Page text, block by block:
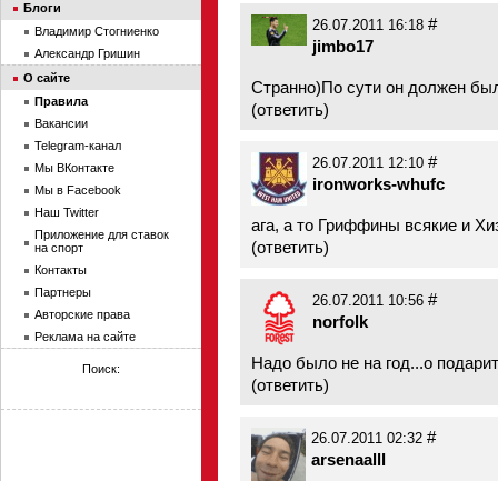
26.07.2011 16:18 #
jimbo17
Странно)По сути он должен
(ответить)
26.07.2011 12:10 #
ironworks-whufc
ага, а то Гриффины всякие и
(ответить)
26.07.2011 10:56 #
norfolk
Надо было не на год...о
(ответить)
26.07.2011 02:32 #
arsenaalll
Блоги
Владимир Стогниенко
Александр Гришин
О сайте
Правила
Вакансии
Telegram-канал
Мы ВКонтакте
Мы в Facebook
Наш Twitter
Приложение для ставок
на спорт
Контакты
Партнеры
Авторские права
Реклама на сайте
Поиск: